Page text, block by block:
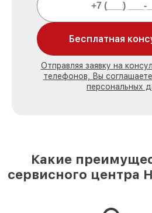
Бесплатная
Отправляя заявку на
телефонов, Вы
персональных
Какие
сервисного центра